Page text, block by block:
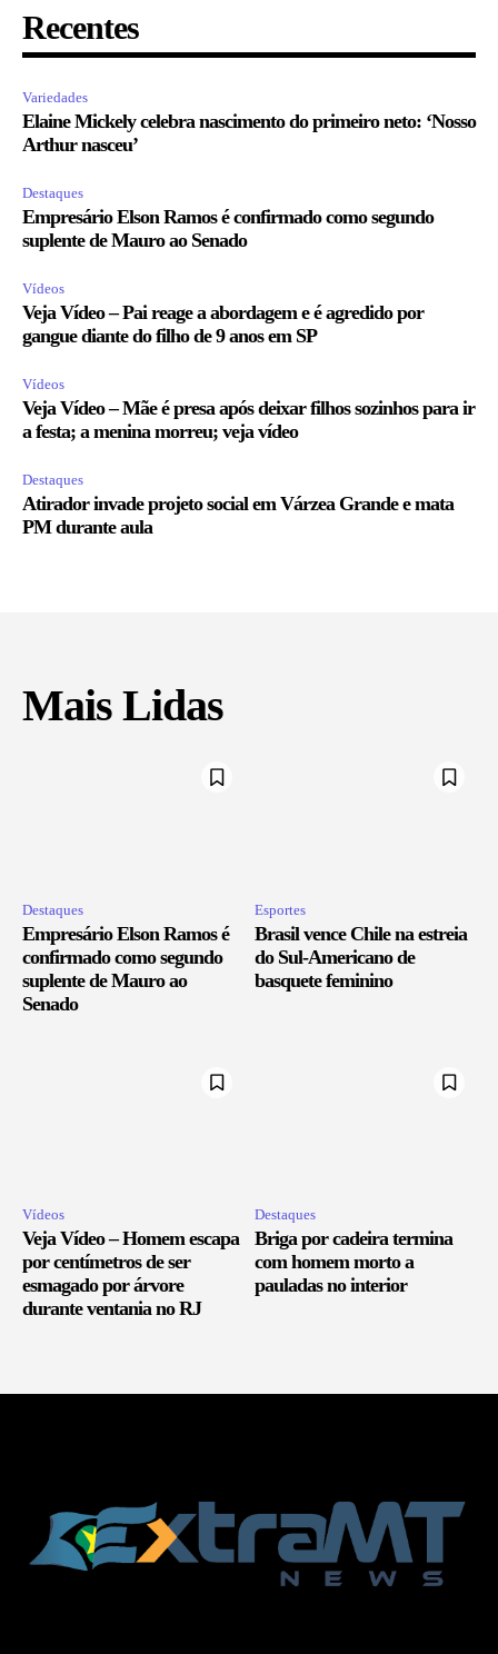
Recentes
Variedades
Elaine Mickely celebra nascimento do primeiro neto: ‘Nosso
Arthur nasceu’
Destaques
Empresário Elson Ramos é confirmado como segundo
suplente de Mauro ao Senado
Vídeos
Veja Vídeo – Pai reage a abordagem e é agredido por
gangue diante do filho de 9 anos em SP
Vídeos
Veja Vídeo – Mãe é presa após deixar filhos sozinhos para ir
a festa; a menina morreu; veja vídeo
Destaques
Atirador invade projeto social em Várzea Grande e mata
PM durante aula
Mais Lidas
Destaques
Empresário Elson Ramos é
confirmado como segundo
suplente de Mauro ao
Senado
Esportes
Brasil vence Chile na estreia
do Sul-Americano de
basquete feminino
Vídeos
Veja Vídeo – Homem escapa
por centímetros de ser
esmagado por árvore
durante ventania no RJ
Destaques
Briga por cadeira termina
com homem morto a
pauladas no interior